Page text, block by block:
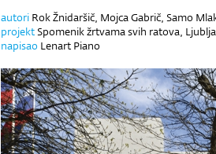
autori Rok Žnidaršič, Mojca Gabrič, Samo
projektSpomenik žrtvama svih ratova,
napisao Lenart Piano